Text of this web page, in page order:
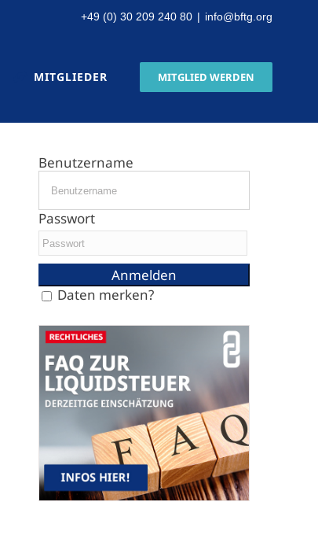
+49 (0) 30 209 240 80 | info@bftg.org
MITGLIEDER MITGLIED WERDEN
Benutzername
Passwort
Daten merken?